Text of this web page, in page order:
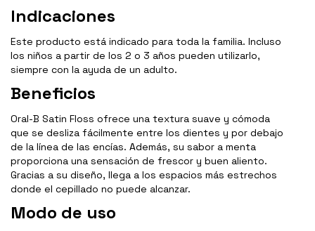
Indicaciones
Este producto está indicado para toda la familia. Incluso
los niños a partir de los 2 o 3 años pueden utilizarlo,
siempre con la ayuda de un adulto.
Beneficios
Oral-B Satin Floss ofrece una textura suave y cómoda
que se desliza fácilmente entre los dientes y por debajo
de la línea de las encías. Además, su sabor a menta
proporciona una sensación de frescor y buen aliento.
Gracias a su diseño, llega a los espacios más estrechos
donde el cepillado no puede alcanzar.
Modo de uso